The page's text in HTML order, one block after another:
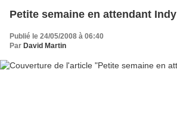
Petite semaine en attendant Indy
Publié le 24/05/2008 à 06:40
Par David Martin